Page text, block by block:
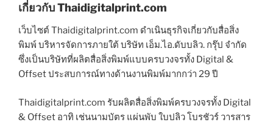
เกี่ยวกับ Thaidigitalprint.com
เว็บไซต์ Thaidigitalprint.com ดำเนินธุรกิจเกี่ยวกับสื่อสิ่ง
พิมพ์ บริหารจัดการภายใต้ บริษัท เอ็ม.ไอ.ดับบลิว. กรุ๊ป จำกัด
ซึ่งเป็นบริษัทที่ผลิตสื่อสิ่งพิมพ์แบบครบวงจรทั้ง Digital &
Offset ประสบการณ์ทางด้านงานพิมพ์มากกว่า 29 ปี
Thaidigitalprint.com รับผลิตสื่อสิ่งพิมพ์ครบวงจรทั้ง Digital
& Offset อาทิ เช่นนามบัตร แผ่นพับ ใบปลิว โบรชัวร์ วารสาร